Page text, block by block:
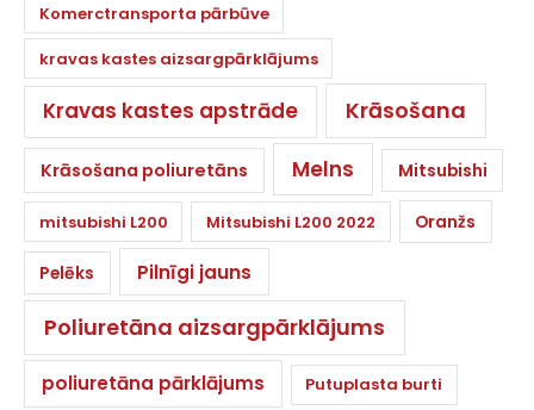
Komerctransporta pārbūve
kravas kastes aizsargpārklājums
Kravas kastes apstrāde Krāsošana
Krāsošana poliuretāns Melns Mitsubishi
mitsubishi L200 Mitsubishi L200 2022 Oranžs
Pelēks Pilnīgi jauns
Poliuretāna aizsargpārklājums
poliuretāna pārklājums Putuplasta burti